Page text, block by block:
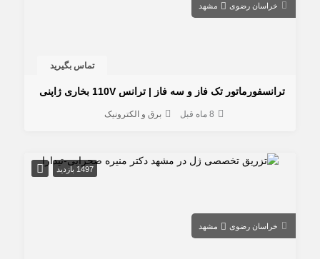
خراسان رضوی مشهد
تماس بگیرید
ترانسفورماتور تک فاز و سه فاز | ترانس 110V بخاری ژاپنی
8 ماه قبل برق و الکترونیک
1497 بازدید
خراسان رضوی مشهد